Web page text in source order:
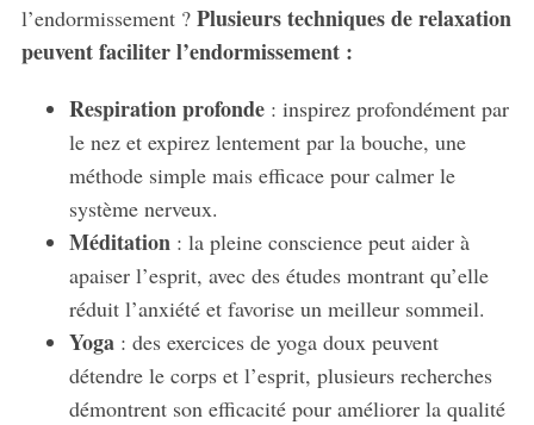
l’endormissement ? Plusieurs techniques de relaxation
peuvent faciliter l’endormissement :
Respiration profonde: inspirez profondément par
le nez et expirez lentement par la bouche, une
méthode simple mais efficace pour calmer le
système nerveux.
Méditation : la pleine conscience peut aider à
apaiser l’esprit, avec des études montrant qu’elle
réduit l’anxiété et favorise un meilleur sommeil.
Yoga: des exercices de yoga doux peuvent
détendre le corps et l’esprit, plusieurs recherches
démontrent son efficacité pour améliorer la qualité